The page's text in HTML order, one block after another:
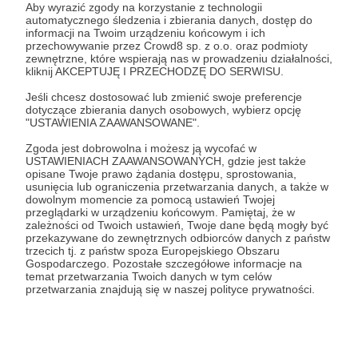
Aby wyrazić zgody na korzystanie z technologii
automatycznego śledzenia i zbierania danych, dostęp do
informacji na Twoim urządzeniu końcowym i ich
przechowywanie przez Crowd8 sp. z o.o. oraz podmioty
zewnętrzne, które wspierają nas w prowadzeniu działalności,
kliknij AKCEPTUJĘ I PRZECHODZĘ DO SERWISU.
Jeśli chcesz dostosować lub zmienić swoje preferencje
dotyczące zbierania danych osobowych, wybierz opcję
"USTAWIENIA ZAAWANSOWANE".
Zgoda jest dobrowolna i możesz ją wycofać w
USTAWIENIACH ZAAWANSOWANYCH, gdzie jest także
opisane Twoje prawo żądania dostępu, sprostowania,
usunięcia lub ograniczenia przetwarzania danych, a także w
dowolnym momencie za pomocą ustawień Twojej
przeglądarki w urządzeniu końcowym. Pamiętaj, że w
zależności od Twoich ustawień, Twoje dane będą mogły być
przekazywane do zewnętrznych odbiorców danych z państw
trzecich tj. z państw spoza Europejskiego Obszaru
Gospodarczego. Pozostałe szczegółowe informacje na
temat przetwarzania Twoich danych w tym celów
przetwarzania znajdują się w naszej polityce prywatności.
* Zapoznałem się i akceptujęRegulaminserwisu oraz
* Wyrażam zgodę na przetwarzanie moich danych
osobowych podanych w formularzu rejestracyjnym w celu
prawidłowego świadczenia usług serwisu Patronite.
Wyrażam zgodę na otrzymywanie drogą elektroniczną
informacji handlowych - newslettera. Opcja ta może zostać
zmieniona w ustawieniach konta.